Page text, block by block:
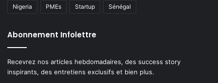
Nigeria PMEs Startup Sénégal
Abonnement Infolettre
Recevrez nos articles hebdomadaires, des success story
inspirants, des entretiens exclusifs et bien plus.